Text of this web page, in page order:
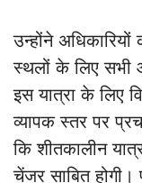
उन्होंने अधिकारियों
स्थलों के लिए सभी
इस यात्रा के लिए
व्यापक स्तर पर
कि शीतकालीन
चेंजर साबित